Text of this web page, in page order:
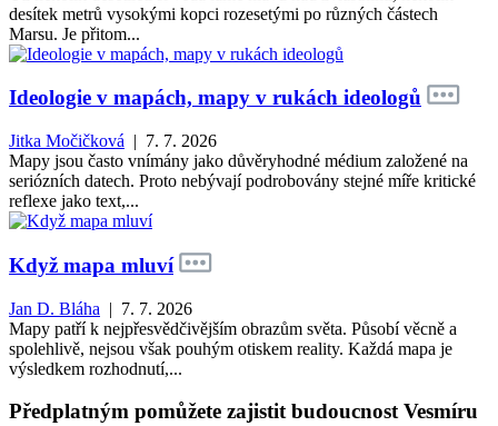
desítek metrů vysokými kopci rozesetými po různých částech
Marsu. Je přitom...
Ideologie v mapách, mapy v rukách ideologů
Jitka Močičková | 7. 7. 2026
Mapy jsou často vnímány jako důvěryhodné médium založené na
seriózních datech. Proto nebývají podrobovány stejné míře kritické
reflexe jako text,...
Když mapa mluví
Jan D. Bláha | 7. 7. 2026
Mapy patří k nejpřesvědčivějším obrazům světa. Působí věcně a
spolehlivě, nejsou však pouhým otiskem reality. Každá mapa je
výsledkem rozhodnutí,...
Předplatným pomůžete zajistit budoucnost Vesmíru